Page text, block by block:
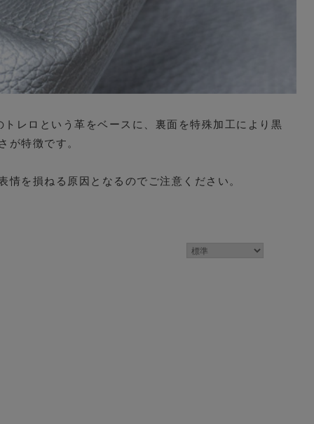
レロという革をベースに、裏面を特殊加工により黒
が特徴です。
を損ねる原因となるのでご注意ください。